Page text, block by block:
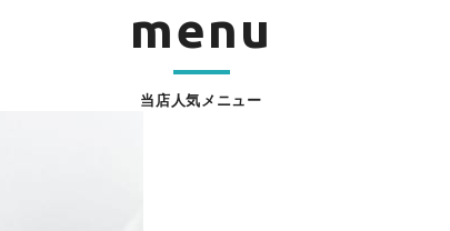
menu
当店人気メニュー